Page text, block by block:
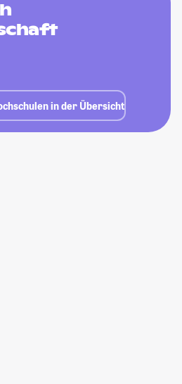
in der Übersicht